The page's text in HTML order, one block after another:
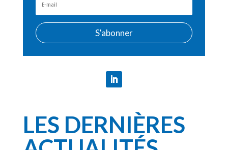
S'abonner
LES DERNIÈRES